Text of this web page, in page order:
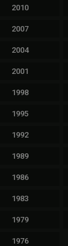
2010
2007
2004
2001
1998
1995
1992
1989
1986
1983
1979
1976